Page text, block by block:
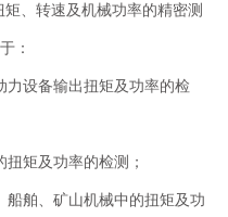
、转速及机械功率的精密测
：
力设备输出扭矩及功率的检
矩及功率的检测；
船舶、矿山机械中的扭矩及功